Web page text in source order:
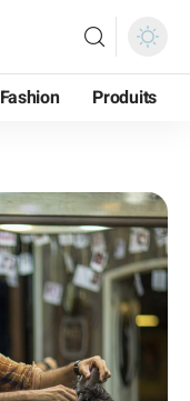
Fashion Produits